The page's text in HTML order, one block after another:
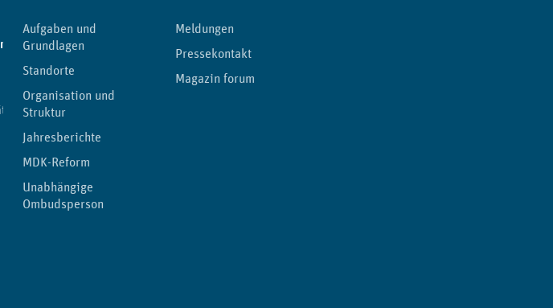
Seite)
Aufgaben und
Grundlagen
Standorte
Organisation und
Struktur
Jahresberichte
MDK-Reform
Unabhängige
Ombudsperson
Meldungen
Pressekontakt
Magazin forum